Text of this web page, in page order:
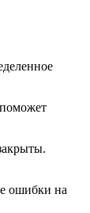
ошибки на